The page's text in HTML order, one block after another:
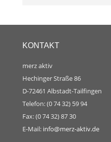
KONTAKT
merz aktiv
Hechinger Straße 86
D-72461 Albstadt-Tailfingen
Telefon: (0 74 32) 59 94
Fax: (0 74 32) 87 30
E-Mail: info@merz-aktiv.de